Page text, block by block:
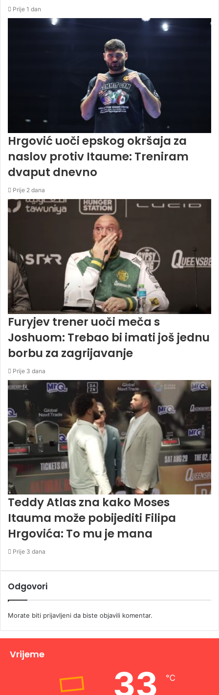
Prije 1 dan
Hrgović uoči epskog okršaja za
naslov protiv Itaume: Treniram
dvaput dnevno
Prije 2 dana
Furyjev trener uoči meča s
Joshuom: Trebao bi imati još jednu
borbu za zagrijavanje
Prije 3 dana
Teddy Atlas zna kako Moses
Itauma može pobijediti Filipa
Hrgovića: To mu je mana
Prije 3 dana
Odgovori
Morate biti prijavljeni da biste objavili komentar.
Vrijeme
33 ℃